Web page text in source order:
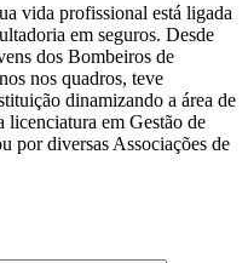
vida profissional está ligada
em seguros. Desde
dos Bombeiros de
nos quadros, teve
dinamizando a área de
licenciatura em Gestão de
por diversas Associações de